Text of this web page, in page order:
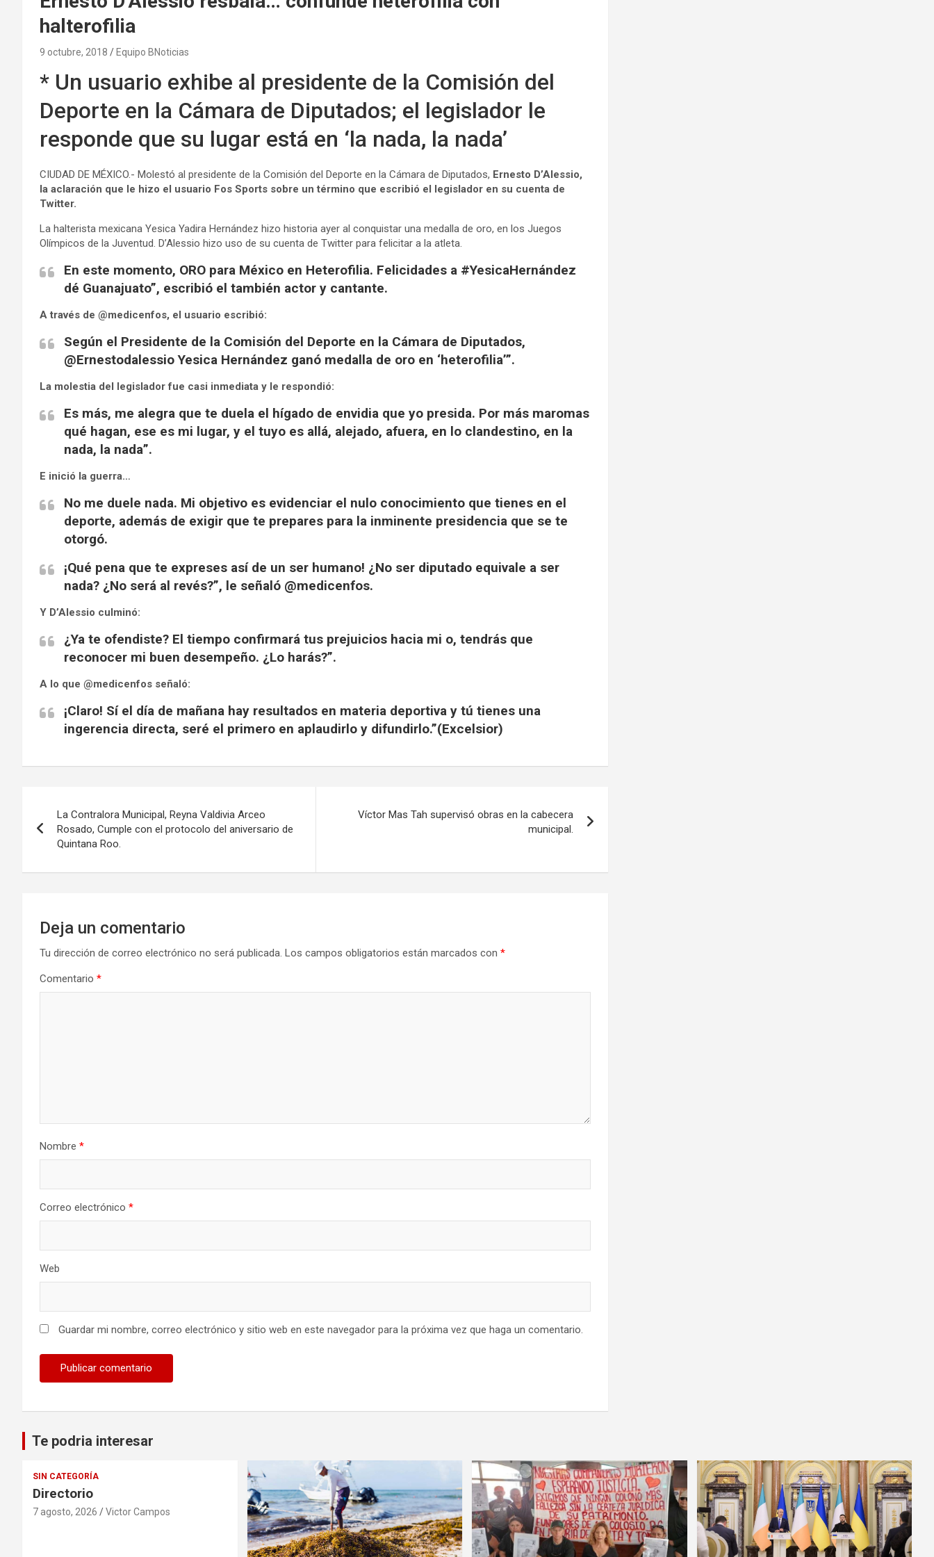
halterofilia
9 octubre, 2018 Equipo BNoticias
* Un usuario exhibe al presidente de la Comisión del
Deporte en la Cámara de Diputados; el legislador le
responde que su lugar está en ‘la nada, la nada’
CIUDAD DE MÉXICO.- Molestó al presidente de la Comisión del Deporte en la Cámara de Diputados, Ernesto D’Alessio,
la aclaración que le hizo el usuario Fos Sports sobre un término que escribió el legislador en su cuenta de
Twitter.
La halterista mexicana Yesica Yadira Hernández hizo historia ayer al conquistar una medalla de oro, en los Juegos
Olímpicos de la Juventud. D’Alessio hizo uso de su cuenta de Twitter para felicitar a la atleta.
En este momento, ORO para México en Heterofilia. Felicidades a #YesicaHernández
dé Guanajuato”, escribió el también actor y cantante.
A través de @medicenfos, el usuario escribió:
Según el Presidente de la Comisión del Deporte en la Cámara de Diputados,
@Ernestodalessio Yesica Hernández ganó medalla de oro en ‘heterofilia’”.
La molestia del legislador fue casi inmediata y le respondió:
Es más, me alegra que te duela el hígado de envidia que yo presida. Por más maromas
qué hagan, ese es mi lugar, y el tuyo es allá, alejado, afuera, en lo clandestino, en la
nada, la nada”.
E inició la guerra…
No me duele nada. Mi objetivo es evidenciar el nulo conocimiento que tienes en el
deporte, además de exigir que te prepares para la inminente presidencia que se te
otorgó.
¡Qué pena que te expreses así de un ser humano! ¿No ser diputado equivale a ser
nada? ¿No será al revés?”, le señaló @medicenfos.
Y D’Alessio culminó:
¿Ya te ofendiste? El tiempo confirmará tus prejuicios hacia mi o, tendrás que
reconocer mi buen desempeño. ¿Lo harás?”.
A lo que @medicenfos señaló:
¡Claro! Sí el día de mañana hay resultados en materia deportiva y tú tienes una
ingerencia directa, seré el primero en aplaudirlo y difundirlo.”(Excelsior)
de
entradas
La Contralora Municipal, Reyna Valdivia Arceo
Rosado, Cumple con el protocolo del aniversario de
Quintana Roo.
Víctor Mas Tah supervisó obras en la cabecera
municipal.
Deja un comentario
Tu dirección de correo electrónico no será publicada. Los campos obligatorios están marcados con *
Comentario *
Nombre *
Correo electrónico *
Web
Guardar mi nombre, correo electrónico y sitio web en este navegador para la próxima vez que haga un comentario.
Te podria interesar
SIN CATEGORÍA
Directorio
7 agosto, 2026 Victor Campos